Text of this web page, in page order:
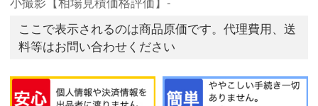
ここで表示されるのは商品原価です。代理費用、送
料等はお問い合わせください